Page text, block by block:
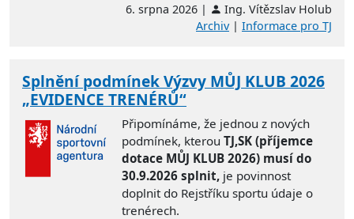
6. srpna 2026 |
Ing. Vítězslav Holub
Archiv| Informace pro TJ
Splnění podmínek Výzvy MŮJ KLUB 2026
„EVIDENCE TRENÉRŮ“
Připomínáme, že jednou z nových
podmínek, kterou TJ,SK (příjemce
dotace MŮJ KLUB 2026) musí do
30.9.2026 splnit, je povinnost
doplnit do Rejstříku sportu údaje o
trenérech.